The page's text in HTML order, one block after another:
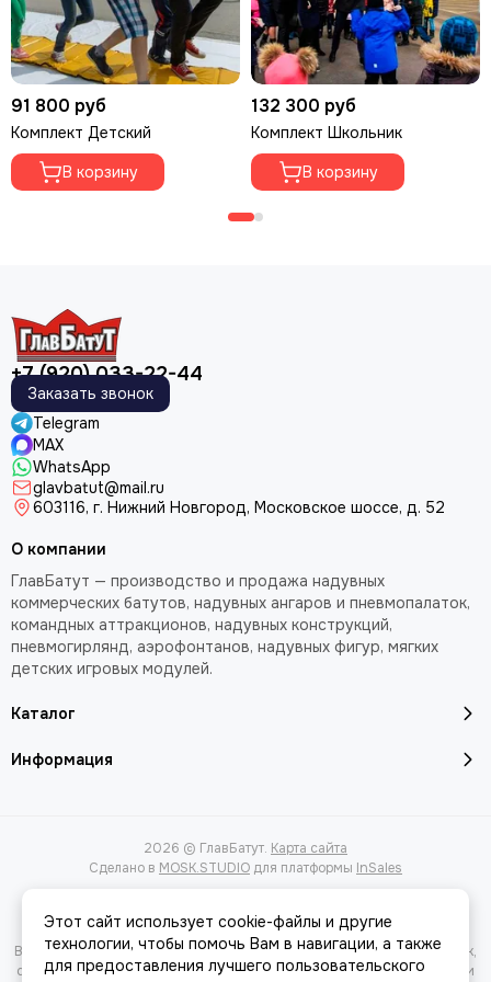
91 800 руб
Комплект Детский
В корзину
132 300 руб
Комплект Школьник
В корзину
+7 (920) 033-22-44
Заказать звонок
Telegram
MAX
WhatsApp
glavbatut@mail.ru
603116, г. Нижний Новгород, Московское шоссе, д. 52
Каталог
Информация
О компании
ГлавБатут — производство и продажа надувных
коммерческих батутов, надувных ангаров и пневмопалаток,
командных аттракционов, надувных конструкций,
пневмогирлянд, аэрофонтанов, надувных фигур, мягких
детских игровых модулей.
2026 © ГлавБатут. Карта сайта
Сделано в MOSK.STUDIO для платформы InSales
Вся представленная на сайте информация, касающаяся характеристик,
стоимости товаров и услуг, носит информационный характер и ни при
Этот сайт использует cookie-файлы и другие
технологии, чтобы помочь Вам в навигации, а также
для предоставления лучшего пользовательского